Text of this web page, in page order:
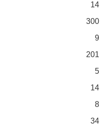
14
300
9
201
5
14
8
34